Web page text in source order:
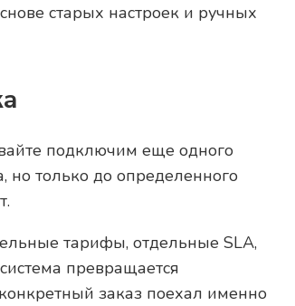
старых настроек и ручных
подключим еще одного
но только до определенного
тарифы, отдельные SLA,
превращается
заказ поехал именно